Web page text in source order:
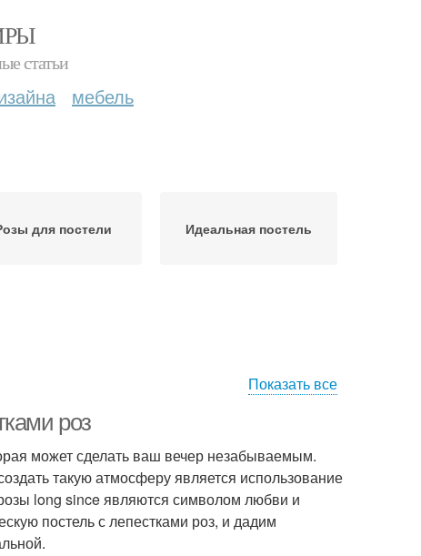
статьи
мебель
для постели Идеальная постель
Показать все
роз
может сделать ваш вечер незабываемым.
такую атмосферу является использование
long since являются символом любви и
постель с лепестками роз, и дадим